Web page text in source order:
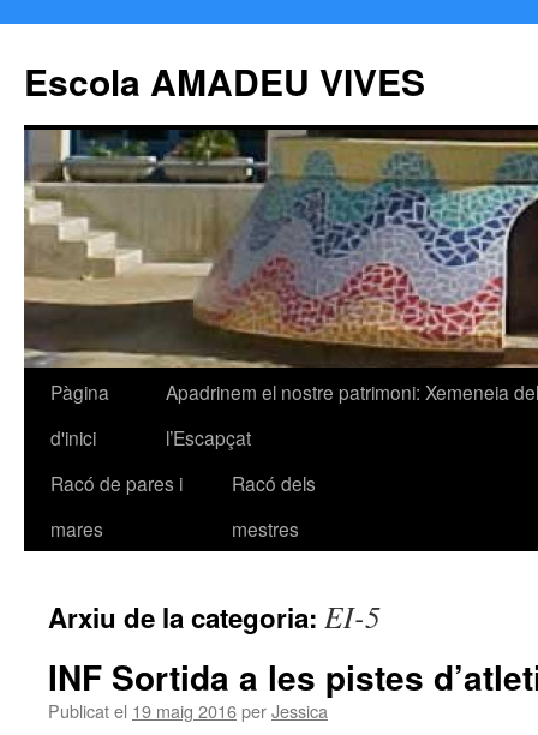
Escola AMADEU VIVES
Vés
contingut
Pàgina
d'inici
Apadrinem el nostre patrimoni: Xemeneia
l’Escapçat
Racó de pares i
mares
Racó dels
mestres
Arxiu de la categoria: EI-5
INF Sortida a les pistes
Publicat el 19 maig 2016perJessica